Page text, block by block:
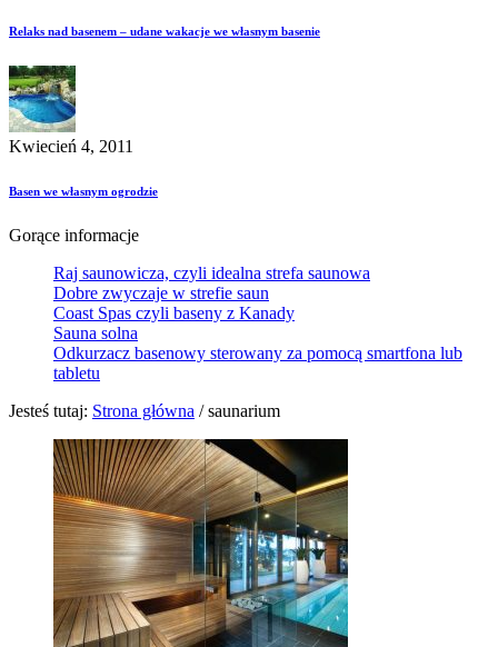
Relaks nad basenem – udane wakacje we własnym basenie
Kwiecień 4, 2011
Basen we własnym ogrodzie
Gorące informacje
Raj saunowicza, czyli idealna strefa saunowa
Dobre zwyczaje w strefie saun
Coast Spas czyli baseny z Kanady
Sauna solna
Odkurzacz basenowy sterowany za pomocą smartfona lub
tabletu
Jesteś tutaj: Strona główna /saunarium